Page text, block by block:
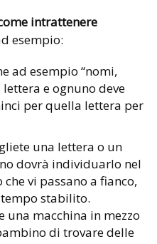
intrattenere
esempio:
ad esempio “nomi,
lettera e ognuno deve
per quella lettera per
una lettera o un
dovrà individuarlo nel
vi passano a fianco,
stabilito.
una macchina in mezzo
di trovare delle